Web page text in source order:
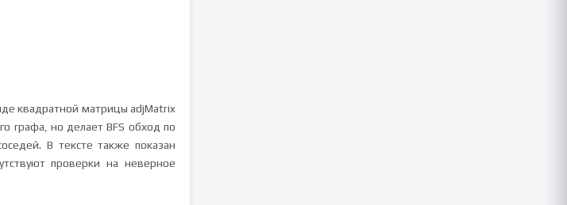
квадратной матрицы adjMatrix
графа, но делает BFS обход по
В тексте также показан
проверки на неверное